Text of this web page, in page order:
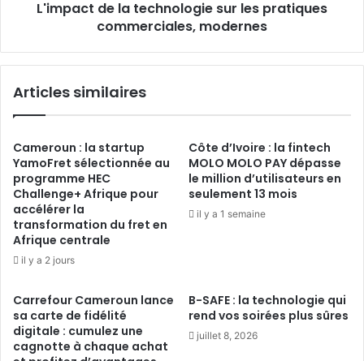
L'impact de la technologie sur les pratiques
commerciales, modernes
Articles similaires
Cameroun : la startup
YamoFret sélectionnée au
programme HEC
Challenge+ Afrique pour
accélérer la
transformation du fret en
Afrique centrale
il y a 2 jours
Côte d’Ivoire : la fintech
MOLO MOLO PAY dépasse
le million d’utilisateurs en
seulement 13 mois
il y a 1 semaine
Carrefour Cameroun lance
sa carte de fidélité
digitale : cumulez une
cagnotte à chaque achat
B-SAFE : la technologie qui
rend vos soirées plus sûres
juillet 8, 2026